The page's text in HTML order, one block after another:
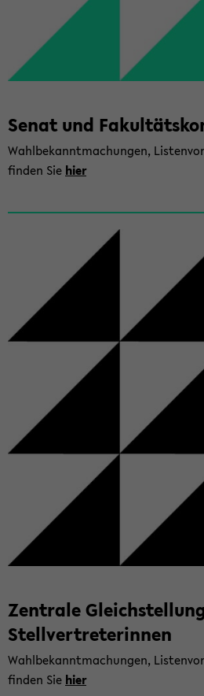
Senat und
Wahl­be­kannt­ma­chun­gen,
fin­den Sie hier
Zen­tra­le
Stell­ver­tre­te­rin­nen
Wahl­be­kannt­ma­chun­gen,
fin­den Sie hier